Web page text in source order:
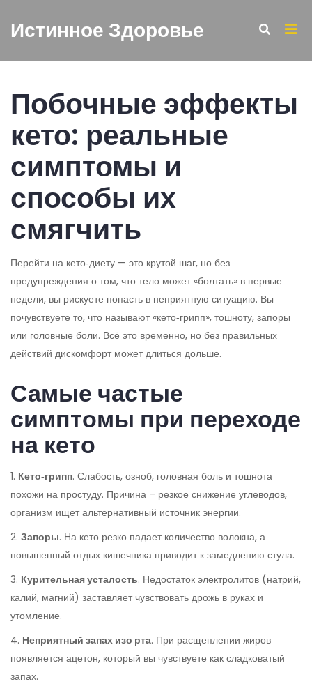
Истинное Здоровье
Побочные эффекты
кето: реальные
симптомы и
способы их
смягчить
Перейти на кето‑диету — это крутой шаг, но без
предупреждения о том, что тело может «болтать» в первые
недели, вы рискуете попасть в неприятную ситуацию. Вы
почувствуете то, что называют «кето‑грипп», тошноту, запоры
или головные боли. Всё это временно, но без правильных
действий дискомфорт может длиться дольше.
Самые частые
симптомы при переходе
на кето
1. Кето‑грипп. Слабость, озноб, головная боль и тошнота
похожи на простуду. Причина – резкое снижение углеводов,
организм ищет альтернативный источник энергии.
2. Запоры. На кето резко падает количество волокна, а
повышенный отдых кишечника приводит к замедлению стула.
3. Курительная усталость. Недостаток электролитов (натрий,
калий, магний) заставляет чувствовать дрожь в руках и
утомление.
4. Неприятный запах изо рта. При расщеплении жиров
появляется ацетон, который вы чувствуете как сладковатый
запах.